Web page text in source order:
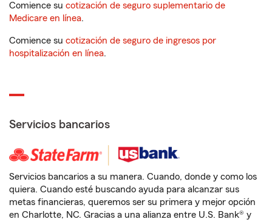
Comience su cotización de seguro suplementario de
Medicare en línea.
Comience su cotización de seguro de ingresos por
hospitalización en línea.
Servicios bancarios
Servicios bancarios a su manera. Cuando, donde y como los
quiera. Cuando esté buscando ayuda para alcanzar sus
metas financieras, queremos ser su primera y mejor opción
en Charlotte, NC. Gracias a una alianza entre U.S. Bank® y